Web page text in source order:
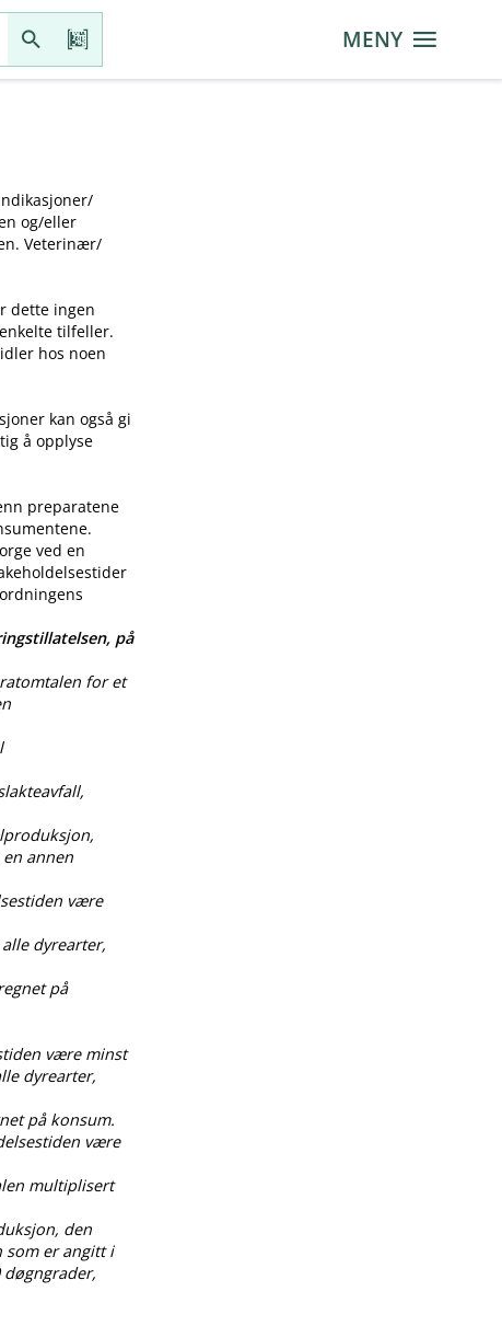
MENY
og​/​eller
Veterinær​/​
dette ingen
tilfeller.
hos noen
kan også gi
å opplyse
preparatene
ved en
på
for et
annen
være
dyrearter,
på
være minst
dyrearter,
på konsum.
være
multiplisert
den
er angitt i
døgngrader,